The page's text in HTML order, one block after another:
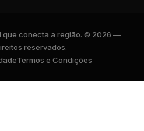
conecta a região. © 2026 —
reservados.
Termos e Condições